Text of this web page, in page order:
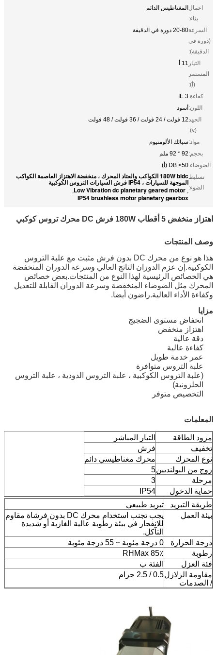
اعمال
بناء:
المغناطيس الدائم
السرعة
(دورة في
الدقيقة):
20-80 دورة في الدقيقة
التيار
المستمر
(أ):
11 أ
كفاءة:IE 3
اللون:أسود
الجهد
(v):
12 فولت / 24 فولت / 36 فولت / 48 فولت
مواد:سبائك الألومنيوم
بحجم:92 * 92 ملم
الضوضاء:DB <50 (أ)
تسليط
الضوء:
180W bldc الكواكب والعتاد المحرك ، منخفضة الاهتزاز العاصمة الكواكب
الموجهة للسيارات ، IP54 فرش السيارات التروس الكوكبية
,
Low Vibration dc planetary geared motor
,
IP54 brushless motor planetary gearbox
اهتزاز منخفض 5 أقطاب 180W فرش DC محرك تروس كوكبي
وصف المنتجات
هذا هو نوع من محرك DC بدون فرش مثبت مع علبة التروس
الكوكبية.إن عزم الدوران الناتج العالي وسرعة الدوران المنخفضة
هي الخصائص الرئيسية لهذا النوع من المنتجات.بعض خصائص
المحرك مثل الضوضاء المنخفضة وسرعة الدوران القابلة للتعديل
وكفاءة الأداء العالية.راضون أيضا.
مزايا
انخفاض مستوى الضجيج
اهتزاز منخفض
دقة عالية
كفاءة عالية
عمر خدمة طويل
علبة التروس متوافرة
(علبة التروس الكوكبية ، علبة التروس الدودية ، علبة التروس
الحلزونية)
التخصيص متوفر
المعلمات
مزود الطاقة
التيار المباشر
تخفيف
فرش
نوع المحرك
محرك مغناطيسي دائم
زوج من البولنديين5
مرحلة
3
حماية الدخول
IP54
طريقة التبريد
تبريد طبيعي
بيئة العمل
يجب تجنب استخدام محرك DC بدون فرشاة مقاوم
للانفجار في بيئة رطوبة عالية الغازية أو شديدة
التآكل.
درجة الحرارة
0 درجة مئوية ~ 55 درجة مئوية
رطوبة
85٪ RHMax
فئة العزل
الفئة ب
مقاومة الزلازل
/ الصدمات
0.5 / 2.5 جرام